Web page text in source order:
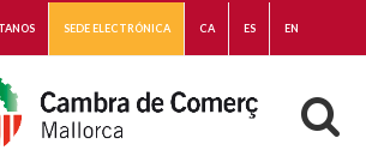
SEDE ELECTRÓNICA CA ES EN